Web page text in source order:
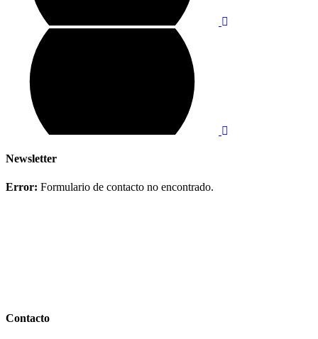
Newsletter
Error: Formulario de contacto no encontrado.
Contacto